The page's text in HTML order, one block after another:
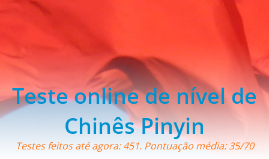
Teste online de nível de
Chinês Pinyin
Testes feitos até agora: 451. Pontuação média: 35/70